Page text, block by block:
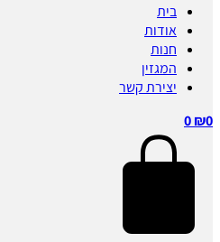
בית
אודות
חנות
המגזין
יצירת קשר
₪0
0